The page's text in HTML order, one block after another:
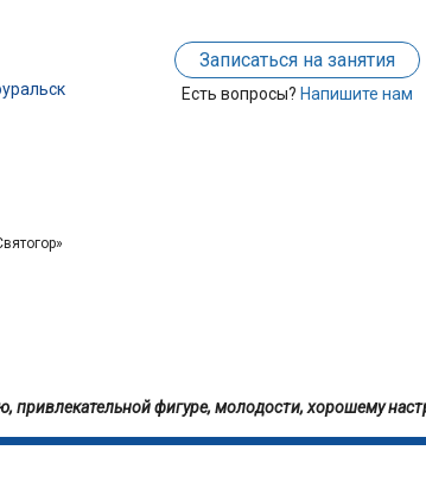
Записаться на занятия
Есть вопросы? Напишите нам
привлекательной фигуре, молодости, хорошему